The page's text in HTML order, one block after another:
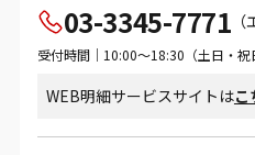
03-3345-7771
受付時間｜10:00～18:30（土日・祝
WEB明細サービスサイトはこ